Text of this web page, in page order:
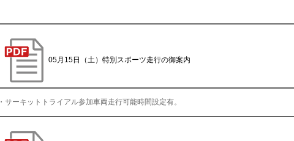
05月15日（土）特別スポーツ走行の御案内
・サーキットトライアル参加車両走行可能時間設定有。